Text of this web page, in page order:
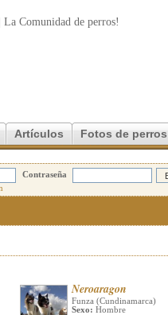
| La Comunidad de perros!
Artículos Fotos de perros
Contraseña
Neroaragon
Funza (Cundinamarca)
Sexo: Hombre